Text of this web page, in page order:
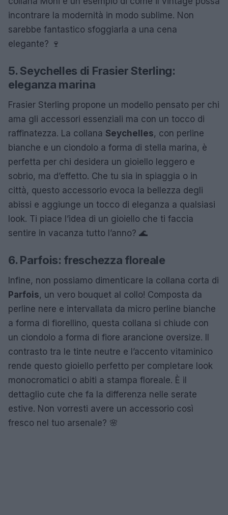
incontrare la modernità in modo sublime. Non
sarebbe fantastico sfoggiarla a una cena
elegante? 🍷
5. Seychelles di Frasier Sterling:
eleganza marina
Frasier Sterling propone un modello pensato per chi
ama gli accessori essenziali ma con un tocco di
raffinatezza. La collana Seychelles, con perline
bianche e un ciondolo a forma di stella marina, è
perfetta per chi desidera un gioiello leggero e
sobrio, ma d’effetto. Che tu sia in spiaggia o in
città, questo accessorio evoca la bellezza degli
abissi e aggiunge un tocco di eleganza a qualsiasi
look. Ti piace l’idea di un gioiello che ti faccia
sentire in vacanza tutto l’anno? 🌊
6. Parfois: freschezza floreale
Infine, non possiamo dimenticare la collana corta di
Parfois, un vero bouquet al collo! Composta da
perline nere e intervallata da micro perline bianche
a forma di fiorellino, questa collana si chiude con
un ciondolo a forma di fiore arancione oversize. Il
contrasto tra le tinte neutre e l’accento vitaminico
rende questo gioiello perfetto per completare look
monocromatici o abiti a stampa floreale. È il
dettaglio cute che fa la differenza nelle serate
estive. Non vorresti avere un accessorio così
fresco nel tuo arsenale? 🌸